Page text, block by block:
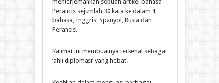
menterjemahkan sebuah artikel bahasa
Perancis sejumlah 30 kata ke dalam 4
bahasa, Inggris, Spanyol, Rusia dan
Perancis.
Kalimat ini membuatnya terkenal sebagai
‘ahli diplomasi’ yang hebat.